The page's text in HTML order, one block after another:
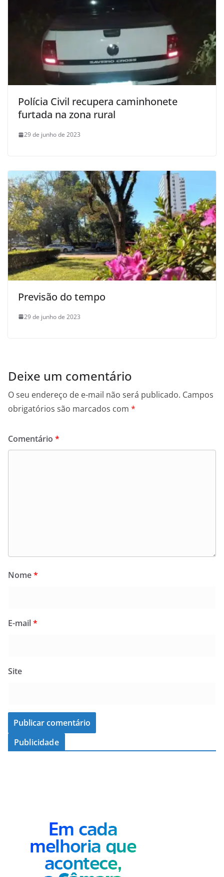
Polícia Civil recupera caminhonete
furtada na zona rural
29 de junho de 2023
Previsão do tempo
29 de junho de 2023
Deixe um comentário
O seu endereço de e-mail não será publicado. Campos
obrigatórios são marcados com *
Comentário *
Nome*
E-mail*
Site
Publicidade